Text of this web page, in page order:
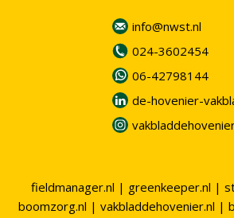
info@nwst.nl
024-3602454
06-42798144
de-hovenier-
fieldmanager.nl | greenkeeper.nl |
boomzorg.nl | vakbladdehovenier.nl |